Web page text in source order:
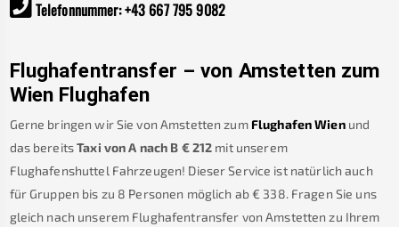
Telefonnummer:+43 667 795 9082
Flughafentransfer – von Amstettenzum
Wien Flughafen
Gerne bringen wir Sie von Amstetten zum Flughafen Wien und
das bereitsTaxi von A nach B €212 mit unserem
Flughafenshuttel Fahrzeugen! Dieser Service ist natürlich auch
für Gruppen bis zu 8 Personen möglich ab € 338. Fragen Sie uns
gleich nach unserem Flughafentransfer von Amstetten zu Ihrem